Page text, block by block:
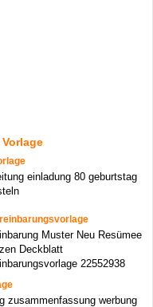
einladung 80 geburtstag
Muster Neu Resümee
Deckblatt
22552938
zusammenfassung werbung